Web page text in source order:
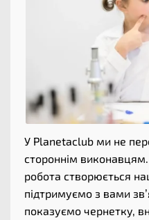
У Planetaclub ми не
стороннім
робота створюється
підтримуємо з вами
показуємо чернетку,